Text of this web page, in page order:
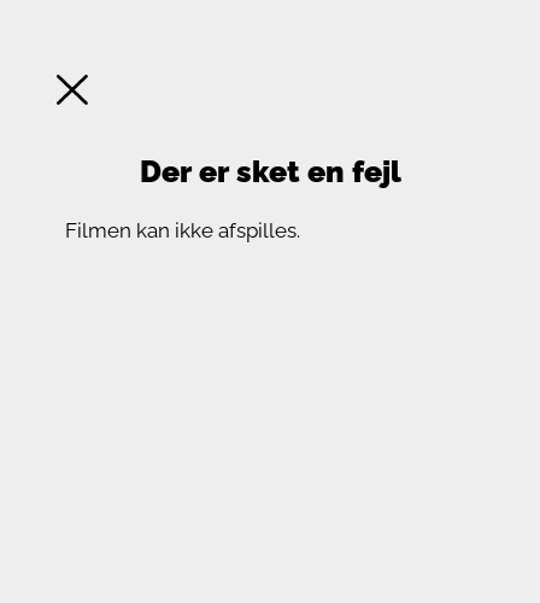
Der er sket en fejl
Filmen kan ikke afspilles.